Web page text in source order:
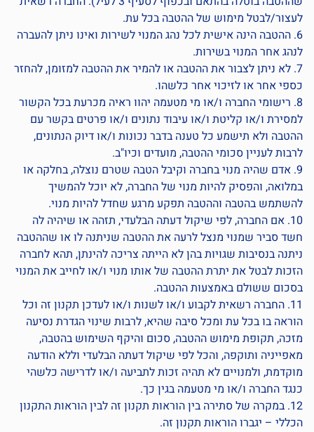
לעצור/לבטל מימוש של ההטבה בכל עת.
6. ההטבה הינה אישית לכל נהג המנוי לשירות ואינו ניתן להעברה
לנהג אחר המנוי בשירות.
7. לא ניתן לצבור את ההטבה או להמיר את ההטבה למזומן, להחזר
כספי אחר או לזיכוי אחר כלשהו.
8. רישומי החברה ו/או מי מטעמה יהוו ראיה מכרעת בכל הקשור
למסירת ו/או קליטת ו/או עיבוד נתונים ו/או פרטים בקשר עם
ההטבה ולא תישמע כל טענה בדבר נכונות ו/או דיוק הנתונים,
לרבות לעניין סכומי ההטבה, מועדים וכיו"ב.
9. אדם שהיה מנוי בחברה וקיבל הטבה שטרם נוצלה, בחלקה או
במלואה, והפסיק להיות מנוי של החברה, לא יוכל להמשיך
להשתמש בהטבה וההטבה תפקע מרגע שחדל להיות מנוי.
10. אם החברה, לפי שיקול דעתה הבלעדי, תזהה או שיהיה לה
חשד סביר שמנוי מנצל לרעה את ההטבה שניתנה לו או שההטבה
ניתנה בנסיבות שגויות בהן לא הייתה צריכה להינתן, תהא לחברה
הזכות לבטל את יתרת ההטבה של אותו מנוי ו/או לחייב את המנוי
בסכום ששולם באמצעות ההטבה.
11. החברה רשאית לקבוע ו/או לשנות ו/או לעדכן תקנון זה וכל
הוראה בו בכל עת ומכל סיבה שהיא, לרבות שינוי הגדרת נסיעה
מזכה, תקופת מימוש ההטבה, סכום והיקף השימוש בהטבה,
מאפייניה ותוקפה, והכל לפי שיקול דעתה הבלעדי וללא הודעה
מוקדמת, ולמנויים לא תהיה זכות לתביעה ו/או לדרישה כלשהי
כנגד החברה ו/או מי מטעמה בגין כך.
12. במקרה של סתירה בין הוראות תקנון זה לבין הוראות התקנון
הכללי – יגברו הוראות תקנון זה.